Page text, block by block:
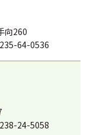
向260
64-0536
24-5058